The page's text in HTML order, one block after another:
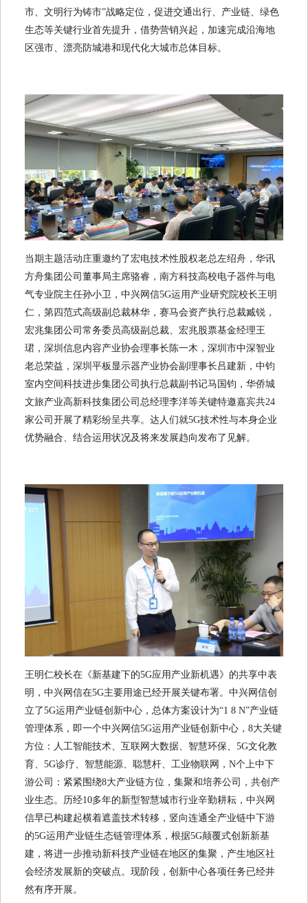
市、文明行为铸市”战略定位，促进交通出行、产业链、绿色
生态等关键行业首先提升，借势营销兴起，加速完成沿海地
区强市、漂亮防城港和现代化大城市总体目标。
当期主题活动庄重邀约了宏电技术性股权老总左绍舟，华讯
方舟集团公司董事局主席骆睿，南方科技高校电子器件与电
气专业院主任孙小卫，中兴网信5G运用产业研究院校长王明
仁，第四范式高级副总裁林华，赛马会资产执行总裁臧锐，
宏兆集团公司常务委员高级副总裁、宏兆股票基金经理王
珺，深圳信息内容产业协会理事长陈一木，深圳市中深智业
老总荣益，深圳平板显示器产业协会副理事长吕建新，中钧
室内空间科技进步集团公司执行总裁副书记马国钧，华侨城
文旅产业高新科技集团公司总经理李洋等关键特邀嘉宾共24
家公司开展了精彩纷呈共享。达人们就5G技术性与本身企业
优势融合、结合运用状况及将来发展趋向发布了见解。
王明仁校长在《新基建下的5G应用产业新机遇》的共享中表
明，中兴网信在5G主要用途已经开展关键布署。中兴网信创
立了5G运用产业链创新中心，总体方案设计为“1 8 N”产业链
管理体系，即一个中兴网信5G运用产业链创新中心，8大关键
方位：人工智能技术、互联网大数据、智慧环保、5G文化教
育、5G诊疗、智慧能源、聪慧杆、工业物联网，N个上中下
游公司：紧紧围绕8大产业链方位，集聚和培养公司，共创产
业生态。历经10多年的新型智慧城市行业辛勤耕耘，中兴网
信早已构建起横着遮盖技术转移，竖向连通全产业链中下游
的5G运用产业链生态链管理体系，根据5G颠覆式创新新基
建，将进一步推动新科技产业链在地区的集聚，产生地区社
会经济发展新的突破点。现阶段，创新中心各项任务已经井
然有序开展。